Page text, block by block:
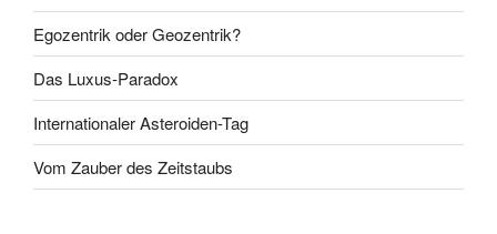
Egozentrik oder Geozentrik?
Das Luxus-Paradox
Internationaler Asteroiden-Tag
Vom Zauber des Zeitstaubs